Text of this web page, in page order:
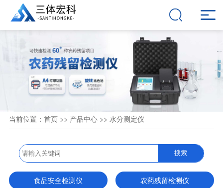
当前位置： 首页>> 产品中心>> 水分测定仪
搜索
食品安全检测仪 农药残留检测仪